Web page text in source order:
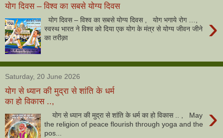
योग दिवस – विश्व का सबसे योग्य दिवस
›
योग दिवस – विश्व का सबसे योग्य दिवस , योग भगाये रोग …,
स्वस्थ भारत ने विश्व को दिया एक योग के मंत्र से योग्य जीवन जीने
का तरीक़ा
Saturday, 20 June 2026
योग से ध्यान की मुद्रा से शांति के धर्म
का हो विकास ..,
›
योग से ध्यान की मुद्रा से शांति के धर्म का हो विकास .. , May
the religion of peace flourish through yoga and the
pos...